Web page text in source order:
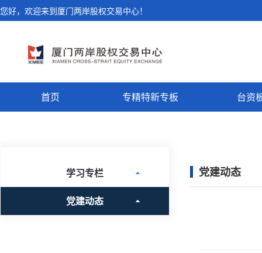
您好，欢迎来到厦门两岸股权交易中心！
首页 专精特新专板 台资
学习专栏
党建动态
党建动态